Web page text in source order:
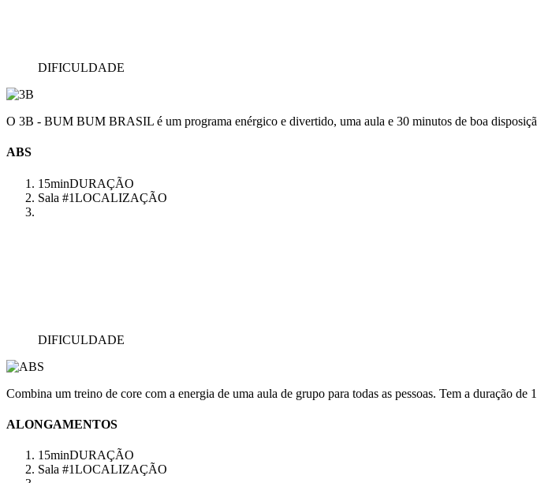
DIFICULDADE
O 3B - BUM BUM BRASIL é um programa enérgico e divertido, uma aula e 30 minutos de boa
ABS
15minDURAÇÃO
Sala #1LOCALIZAÇÃO
DIFICULDADE
Combina um treino de core com a energia de uma aula de grupo para todas as pessoas. Tem a duração de
ALONGAMENTOS
15minDURAÇÃO
Sala #1LOCALIZAÇÃO